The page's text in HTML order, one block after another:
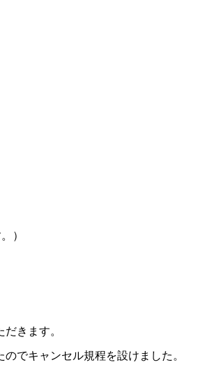
）
きます。
でキャンセル規程を設けました。